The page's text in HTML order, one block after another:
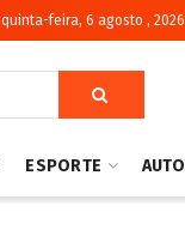
quinta-feira, 6 agosto , 2026
ESPORTE AUTO